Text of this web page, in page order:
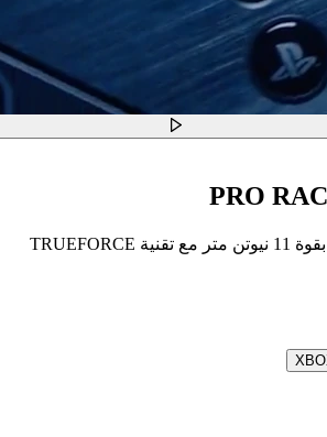
PRO
نظام القيادة المباشرة بقوة 11 نيوتن متر مع تقنية TRUEFORCE